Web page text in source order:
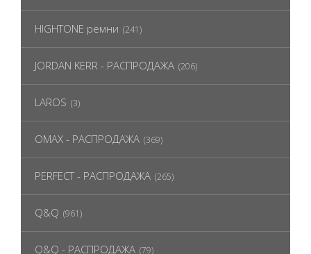
HIGHTONE ремни (241)
JORDAN KERR - РАСПРОДАЖА (206)
LAROS (3)
OMAX - РАСПРОДАЖА (369)
PERFECT - РАСПРОДАЖА (265)
Q&Q (961)
Q&Q - РАСПРОДАЖА (79)